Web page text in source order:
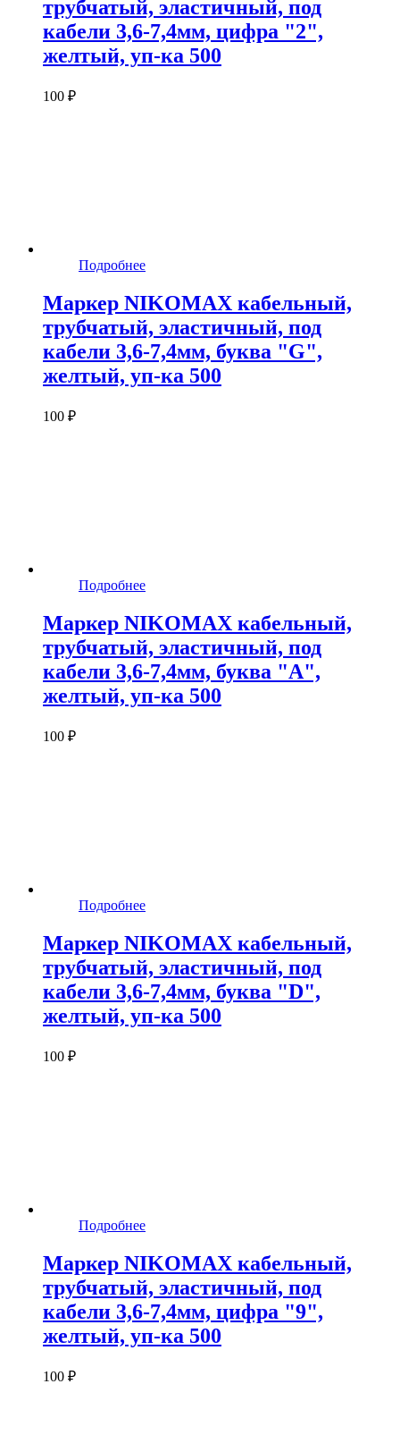
трубчатый, эластичный, под
кабели 3,6-7,4мм, цифра "2",
желтый, уп-ка 500
100 ₽
Подробнее
Маркер NIKOMAX кабельный,
трубчатый, эластичный, под
кабели 3,6-7,4мм, буква "G",
желтый, уп-ка 500
100 ₽
Подробнее
Маркер NIKOMAX кабельный,
трубчатый, эластичный, под
кабели 3,6-7,4мм, буква "A",
желтый, уп-ка 500
100 ₽
Подробнее
Маркер NIKOMAX кабельный,
трубчатый, эластичный, под
кабели 3,6-7,4мм, буква "D",
желтый, уп-ка 500
100 ₽
Подробнее
Маркер NIKOMAX кабельный,
трубчатый, эластичный, под
кабели 3,6-7,4мм, цифра "9",
желтый, уп-ка 500
100 ₽